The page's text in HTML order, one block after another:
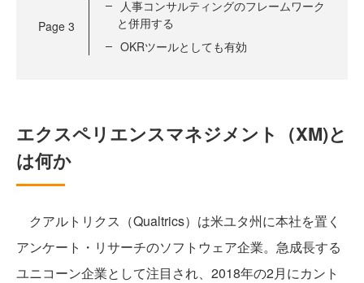
Page 3
人事コンサルティングのフレームワーク
と併用する
OKRツールとしても有効
エクスペリエンスマネジメント（XM)と
は何か
クアルトリクス（Qualtrics）は米ユタ州に本社を置く
アンケート・リサーチのソフトウェア企業。急成長する
ユニコーン企業として注目され、2018年の2月にカント